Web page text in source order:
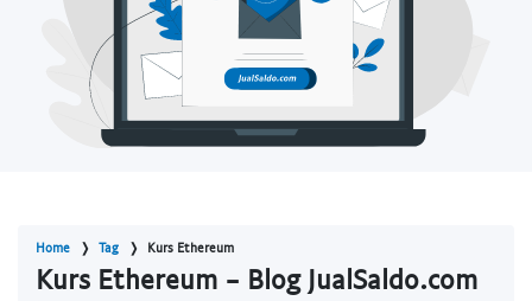
Home Tag Kurs Ethereum
Kurs Ethereum - Blog JualSaldo.com